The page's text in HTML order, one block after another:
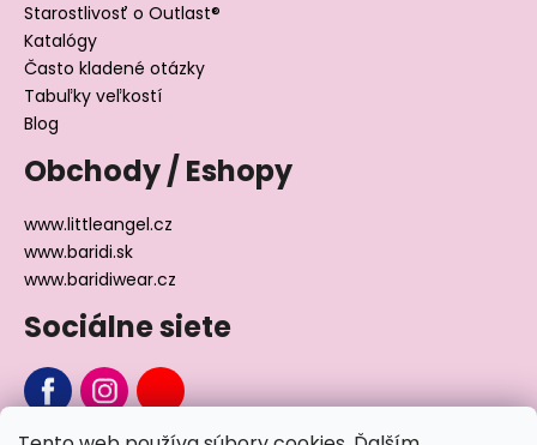
Starostlivosť o Outlast®
Katalógy
Často kladené otázky
Tabuľky veľkostí
Blog
Obchody / Eshopy
www.littleangel.cz
www.baridi.sk
www.baridiwear.cz
Sociálne siete